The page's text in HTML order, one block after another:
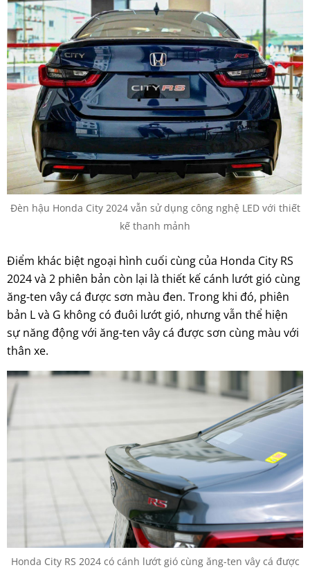
Đèn hậu Honda City 2024 vẫn sử dụng công nghệ LED với thiết
kế thanh mảnh
Điểm khác biệt ngoại hình cuối cùng của Honda City RS
2024 và 2 phiên bản còn lại là thiết kế cánh lướt gió cùng
ăng-ten vây cá được sơn màu đen. Trong khi đó, phiên
bản L và G không có đuôi lướt gió, nhưng vẫn thể hiện
sự năng động với ăng-ten vây cá được sơn cùng màu với
thân xe.
Honda City RS 2024 có cánh lướt gió cùng ăng-ten vây cá được